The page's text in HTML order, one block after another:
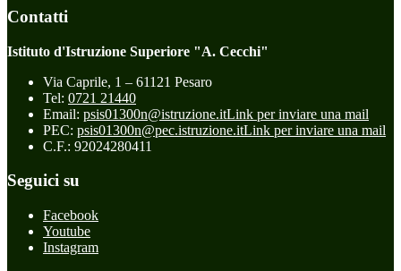
Contatti
Istituto d'Istruzione Superiore "A. Cecchi"
Via Caprile, 1 – 61121 Pesaro
Tel: 0721 21440
Email: psis01300n@istruzione.itLink per inviare una mail
PEC: psis01300n@pec.istruzione.itLink per inviare una mail
C.F.: 92024280411
Seguici su
Facebook
Youtube
Instagram